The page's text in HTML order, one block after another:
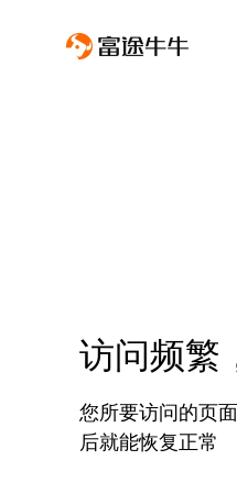
访问频繁
您所要访问的页
后就能恢复正常